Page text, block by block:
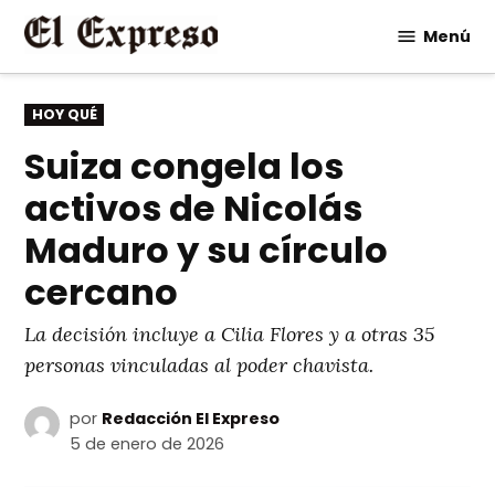
Saltar
contenido
Menú
PUBLICADO
EN
HOY QUÉ
Suiza congela los
activos de Nicolás
Maduro y su círculo
cercano
La decisión incluye a Cilia Flores y a otras 35
personas vinculadas al poder chavista.
por Redacción El Expreso
5 de enero de 2026